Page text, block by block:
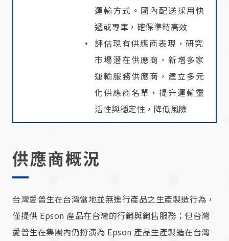
運輸方式。國內配送採用快
遞或專車，確保準時高效
評估現有供應商表現，研究
市場潛在供應商，新增多家
運輸服務供應商，建立多元
化供應商名單，提升運輸靈
活性與穩定性，降低風險
供應商概況
台灣愛普生在台灣當地並無進行產品之生產製造行為，
僅提供 Epson 產品在台灣的行銷與銷售服務；但台灣
愛普生在集團內仍扮演為 Epson 產品生產製造在台灣